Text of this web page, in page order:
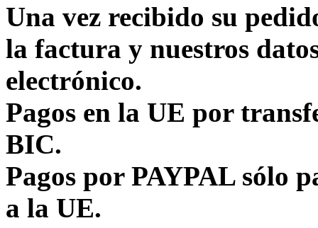
Una vez recibido su
la factura y nuestros
electrónico.
Pagos en la UE por
BIC.
Pagos por PAYPAL sólo
a la UE.